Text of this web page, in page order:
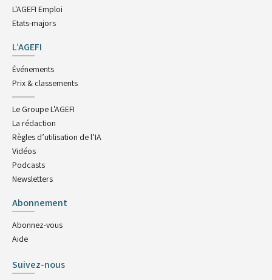
L'AGEFI Emploi
Etats-majors
L’AGEFI
Événements
Prix & classements
Le Groupe L'AGEFI
La rédaction
Règles d’utilisation de l’IA
Vidéos
Podcasts
Newsletters
Abonnement
Abonnez-vous
Aide
Suivez-nous